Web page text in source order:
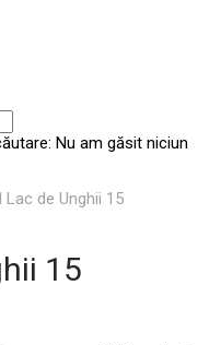
Nu am găsit niciun
Lac de Unghii 15
15